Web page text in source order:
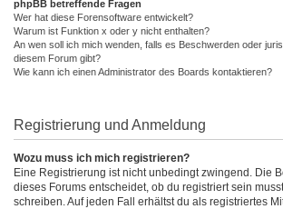
phpBB betreffende Fragen
Wer hat diese Forensoftware entwickelt?
Warum ist Funktion x oder y nicht enthalten?
An wen soll ich mich wenden, falls es Beschwerden oder
diesem Forum gibt?
Wie kann ich einen Administrator des Boards kontaktieren?
Registrierung und Anmeldung
Wozu muss ich mich registrieren?
Eine Registrierung ist nicht unbedingt zwingend. Die
dieses Forums entscheidet, ob du registriert sein
schreiben. Auf jeden Fall erhältst du als registriertes